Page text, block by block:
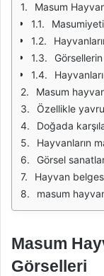
Masum
Masum hayvanların dünyası, doğanın en saf ve en güzel yansımalarından biridir. Bu
Özellikle yavru hayvanlar, masumiyetin sembolü olarak kabul edilir. Kediler, köpekler, kuşlar ve diğer
Doğada karşılaşılan masum hayvanların görselleri, sadece estetik açıdan değil, aynı zamanda
Hayvanların masum bakışları, birçok sanatçının ilham kaynağı olmuştur. Resimlerden
Görsel sanatların yanı sıra, masum hayvanlar sosyal medya platformlarında da sıkça yer
Hayvan belgeselleri de, masum hayvanların büyüleyici görsellerini sunan önemli bir
masum hayvanların büyüleyici görselleri, insanlarla hayvanlar arasında bir köprü kurar. Bu
Masum
Görselleri